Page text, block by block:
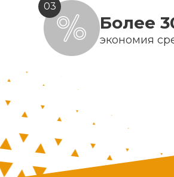
03
Более
экономия